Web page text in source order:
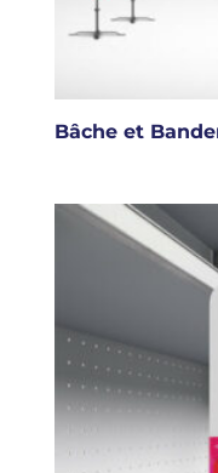
Bâche et